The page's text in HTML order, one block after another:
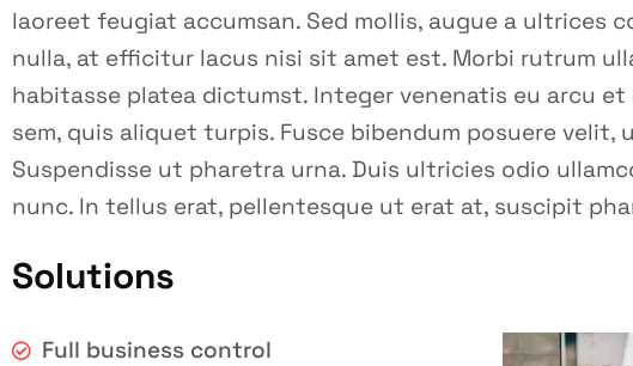
laoreet feugiat accumsan. Sed mollis, augue a ultrices
nulla, at efficitur lacus nisi sit amet est. Morbi rutrum
habitasse platea dictumst. Integer venenatis eu arcu
sem, quis aliquet turpis. Fusce bibendum posuere velit,
Suspendisse ut pharetra urna. Duis ultricies odio
nunc. In tellus erat, pellentesque ut erat at, suscipit
Solutions
Full business control